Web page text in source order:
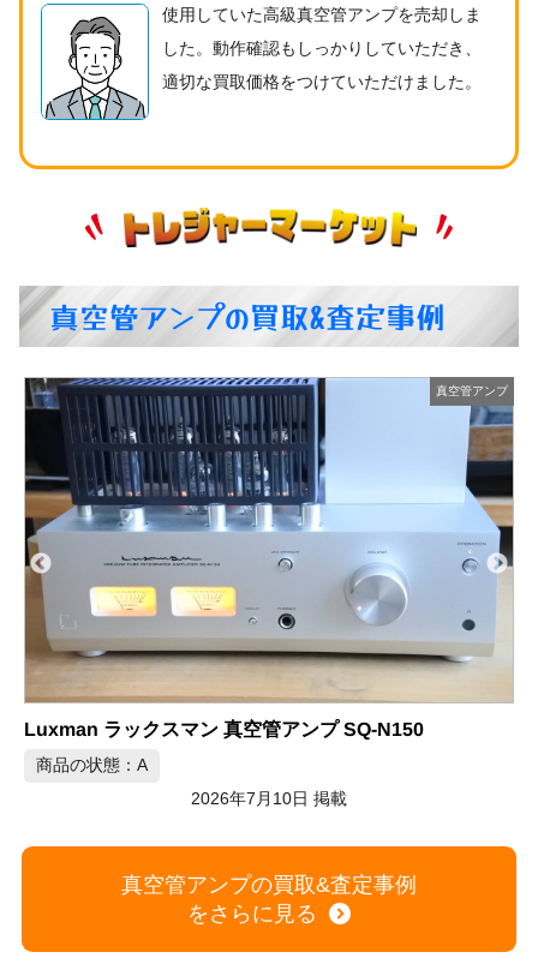
使用していた高級真空管アンプを売却しま
した。動作確認もしっかりしていただき、
適切な買取価格をつけていただけました。
真空管アンプの買取&査定事例
ンプ 真空管アンプ
Triode TRV-M88SE モノブロック真空管アンプ ペア